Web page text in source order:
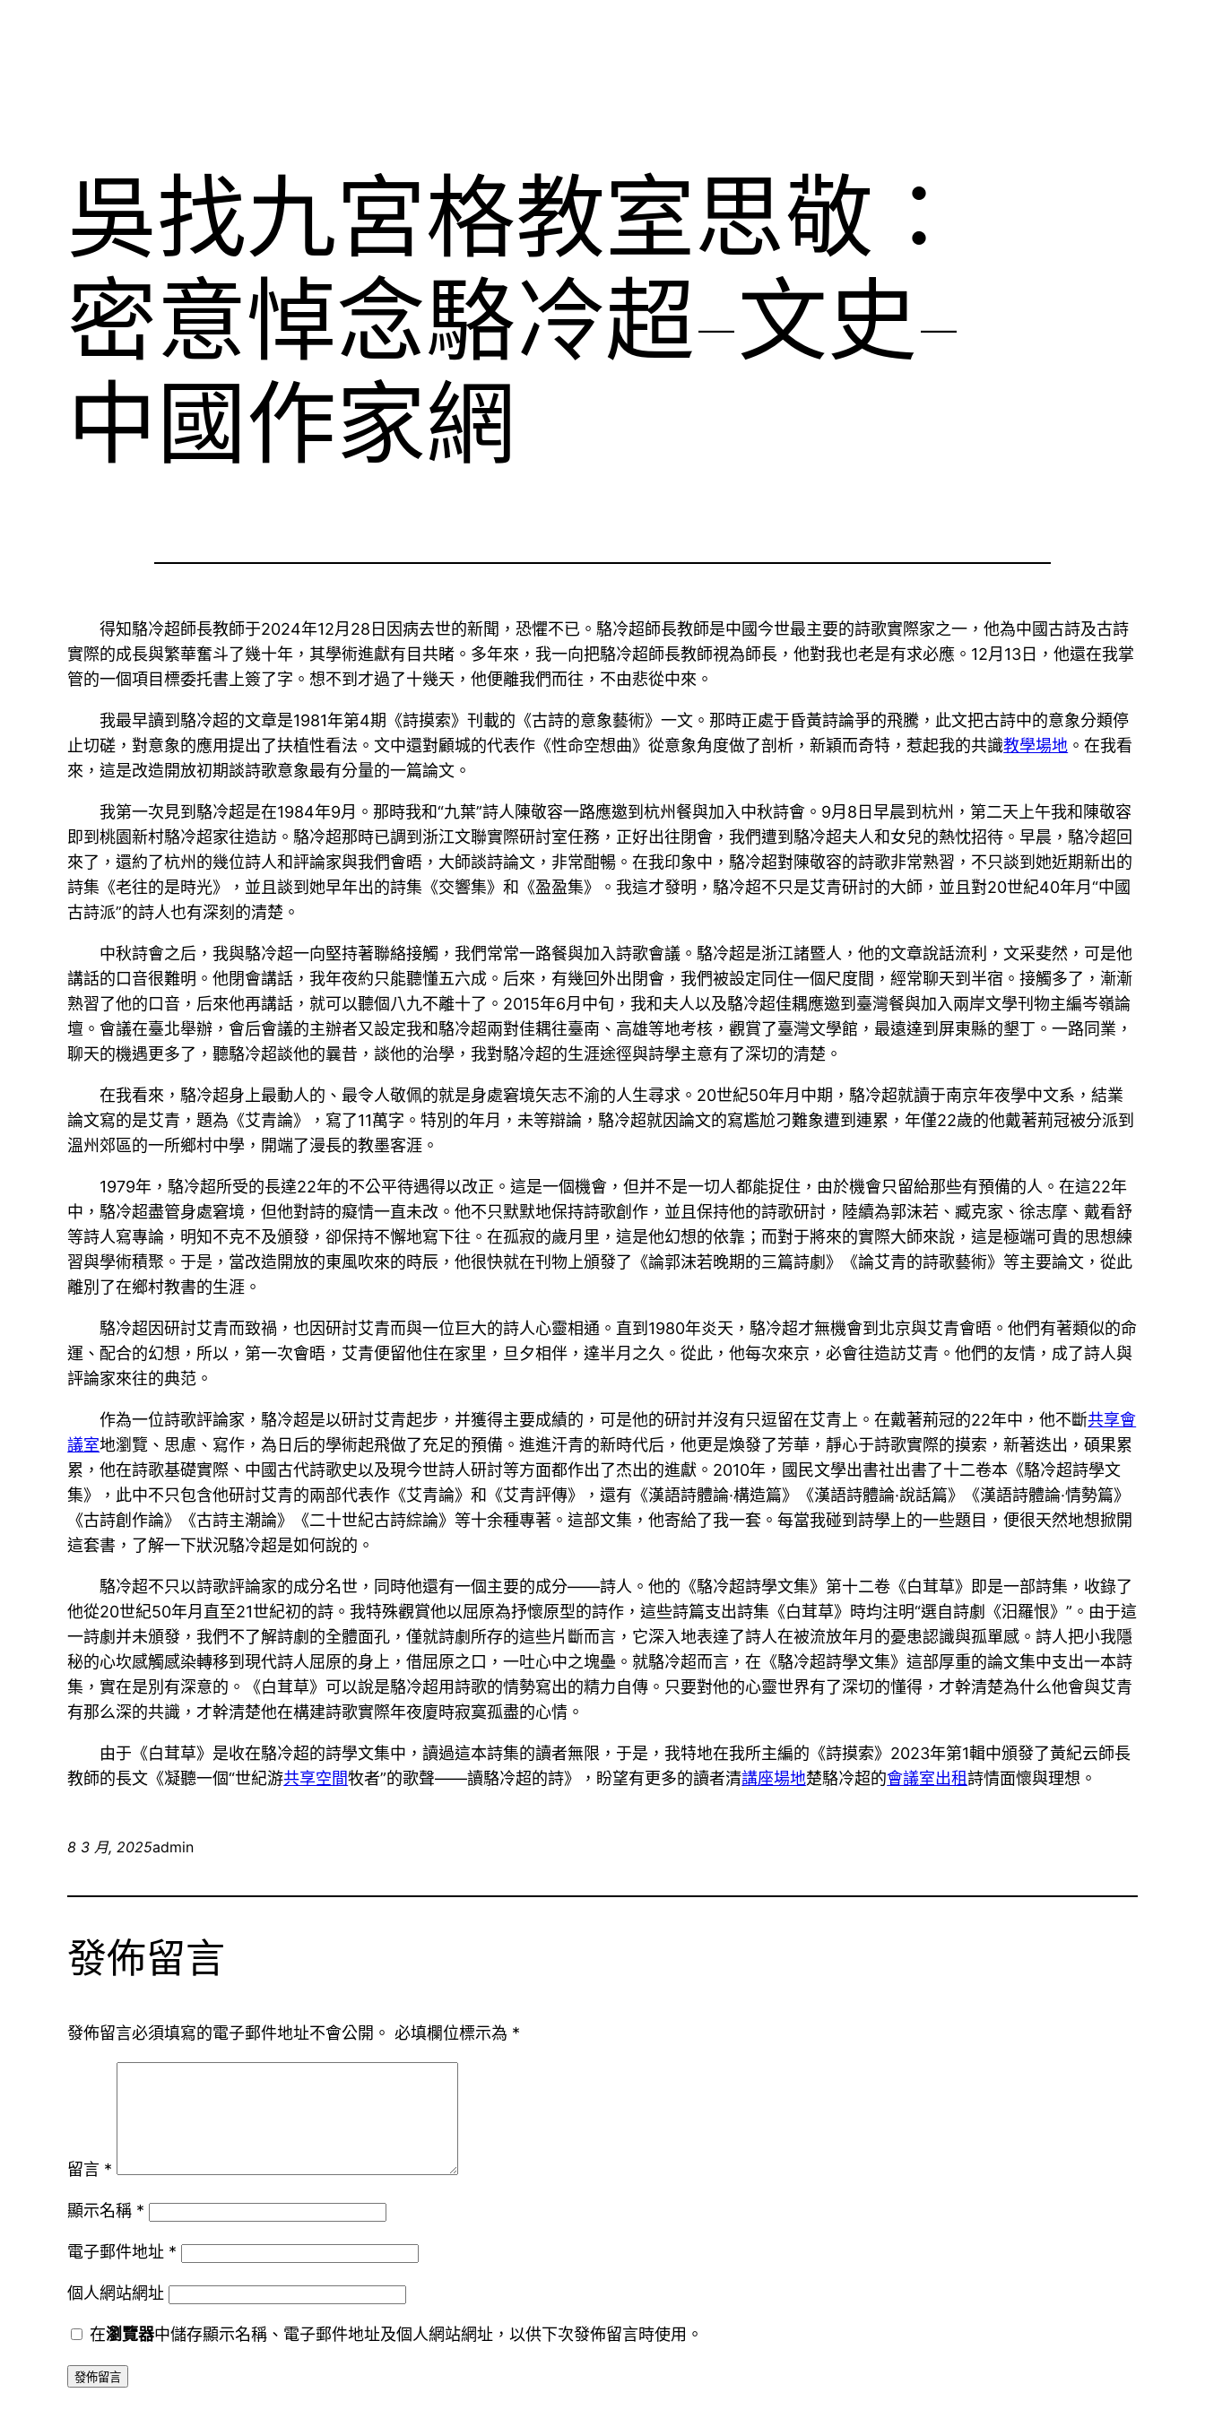
吳找九宮格教室思敬：
密意悼念駱冷超–文史–
中國作家網
得知駱冷超師長教師于2024年12月28日因病去世的新聞，恐懼不已。駱冷超師長教師是中國今世最主要的詩歌實際家之一，他為中國古詩及古詩
實際的成長與繁華奮斗了幾十年，其學術進獻有目共睹。多年來，我一向把駱冷超師長教師視為師長，他對我也老是有求必應。12月13日，他還在我掌
管的一個項目標委托書上簽了字。想不到才過了十幾天，他便離我們而往，不由悲從中來。
我最早讀到駱冷超的文章是1981年第4期《詩摸索》刊載的《古詩的意象藝術》一文。那時正處于昏黃詩論爭的飛騰，此文把古詩中的意象分類停
止切磋，對意象的應用提出了扶植性看法。文中還對顧城的代表作《性命空想曲》從意象角度做了剖析，新穎而奇特，惹起我的共識教學場地 。在我看
來，這是改造開放初期談詩歌意象最有分量的一篇論文。
我第一次見到駱冷超是在1984年9月。那時我和“九葉”詩人陳敬容一路應邀到杭州餐與加入中秋詩會。9月8日早晨到杭州，第二天上午我和陳敬容
即到桃園新村駱冷超家往造訪。駱冷超那時已調到浙江文聯實際研討室任務，正好出往閉會，我們遭到駱冷超夫人和女兒的熱忱招待。早晨，駱冷超回
來了，還約了杭州的幾位詩人和評論家與我們會晤，大師談詩論文，非常酣暢。在我印象中，駱冷超對陳敬容的詩歌非常熟習，不只談到她近期新出的
詩集《老往的是時光》，並且談到她早年出的詩集《交響集》和《盈盈集》。我這才發明，駱冷超不只是艾青研討的大師，並且對20世紀40年月“中國
古詩派”的詩人也有深刻的清楚。
中秋詩會之后，我與駱冷超一向堅持著聯絡接觸，我們常常一路餐與加入詩歌會議。駱冷超是浙江諸暨人，他的文章說話流利，文采斐然，可是他
講話的口音很難明。他閉會講話，我年夜約只能聽懂五六成。后來，有幾回外出閉會，我們被設定同住一個尺度間，經常聊天到半宿。接觸多了，漸漸
熟習了他的口音，后來他再講話，就可以聽個八九不離十了。2015年6月中旬，我和夫人以及駱冷超佳耦應邀到臺灣餐與加入兩岸文學刊物主編岑嶺論
壇。會議在臺北舉辦，會后會議的主辦者又設定我和駱冷超兩對佳耦往臺南、高雄等地考核，觀賞了臺灣文學館，最遠達到屏東縣的墾丁。一路同業，
聊天的機遇更多了，聽駱冷超談他的曩昔，談他的治學，我對駱冷超的生涯途徑與詩學主意有了深切的清楚。
在我看來，駱冷超身上最動人的、最令人敬佩的就是身處窘境矢志不渝的人生尋求。20世紀50年月中期，駱冷超就讀于南京年夜學中文系，結業
論文寫的是艾青，題為《艾青論》，寫了11萬字。特別的年月，未等辯論，駱冷超就因論文的寫尷尬刁難象遭到連累，年僅22歲的他戴著荊冠被分派到
溫州郊區的一所鄉村中學，開端了漫長的教墨客涯。
1979年，駱冷超所受的長達22年的不公平待遇得以改正。這是一個機會，但并不是一切人都能捉住，由於機會只留給那些有預備的人。在這22年
中，駱冷超盡管身處窘境，但他對詩的癡情一直未改。他不只默默地保持詩歌創作，並且保持他的詩歌研討，陸續為郭沫若、臧克家、徐志摩、戴看舒
等詩人寫專論，明知不克不及頒發，卻保持不懈地寫下往。在孤寂的歲月里，這是他幻想的依靠；而對于將來的實際大師來說，這是極端可貴的思想練
習與學術積聚。于是，當改造開放的東風吹來的時辰，他很快就在刊物上頒發了《論郭沫若晚期的三篇詩劇》《論艾青的詩歌藝術》等主要論文，從此
離別了在鄉村教書的生涯。
駱冷超因研討艾青而致禍，也因研討艾青而與一位巨大的詩人心靈相通。直到1980年炎天，駱冷超才無機會到北京與艾青會晤。他們有著類似的命
運、配合的幻想，所以，第一次會晤，艾青便留他住在家里，旦夕相伴，達半月之久。從此，他每次來京，必會往造訪艾青。他們的友情，成了詩人與
評論家來往的典范。
作為一位詩歌評論家，駱冷超是以研討艾青起步，并獲得主要成績的，可是他的研討并沒有只逗留在艾青上。在戴著荊冠的22年中，他不斷共享會
議室地瀏覽、思慮、寫作，為日后的學術起飛做了充足的預備。進進汗青的新時代后，他更是煥發了芳華，靜心于詩歌實際的摸索，新著迭出，碩果累
累，他在詩歌基礎實際、中國古代詩歌史以及現今世詩人研討等方面都作出了杰出的進獻。2010年，國民文學出書社出書了十二卷本《駱冷超詩學文
集》，此中不只包含他研討艾青的兩部代表作《艾青論》和《艾青評傳》，還有《漢語詩體論·構造篇》《漢語詩體論·說話篇》《漢語詩體論·情勢篇》
《古詩創作論》《古詩主潮論》《二十世紀古詩綜論》等十余種專著。這部文集，他寄給了我一套。每當我碰到詩學上的一些題目，便很天然地想掀開
這套書，了解一下狀況駱冷超是如何說的。
駱冷超不只以詩歌評論家的成分名世，同時他還有一個主要的成分——詩人。他的《駱冷超詩學文集》第十二卷《白茸草》即是一部詩集，收錄了
他從20世紀50年月直至21世紀初的詩。我特殊觀賞他以屈原為抒懷原型的詩作，這些詩篇支出詩集《白茸草》時均注明“選自詩劇《汨羅恨》”。由于這
一詩劇并未頒發，我們不了解詩劇的全體面孔，僅就詩劇所存的這些片斷而言，它深入地表達了詩人在被流放年月的憂患認識與孤單感。詩人把小我隱
秘的心坎感觸感染轉移到現代詩人屈原的身上，借屈原之口，一吐心中之塊壘。就駱冷超而言，在《駱冷超詩學文集》這部厚重的論文集中支出一本詩
集，實在是別有深意的。《白茸草》可以說是駱冷超用詩歌的情勢寫出的精力自傳。只要對他的心靈世界有了深切的懂得，才幹清楚為什么他會與艾青
有那么深的共識，才幹清楚他在構建詩歌實際年夜廈時寂寞孤盡的心情。
由于《白茸草》是收在駱冷超的詩學文集中，讀過這本詩集的讀者無限，于是，我特地在我所主編的《詩摸索》2023年第1輯中頒發了黃紀云師長
教師的長文《凝聽一個“世紀游共享空間牧者”的歌聲——讀駱冷超的詩》，盼望有更多的讀者清講座場地楚駱冷超的會議室出租詩情面懷與理想。
8 3 月, 2025admin
發佈留言
發佈留言必須填寫的電子郵件地址不會公開。 必填欄位標示為 *
留言 *
顯示名稱 *
電子郵件地址 *
個人網站網址
在瀏覽器中儲存顯示名稱、電子郵件地址及個人網站網址，以供下次發佈留言時使用。